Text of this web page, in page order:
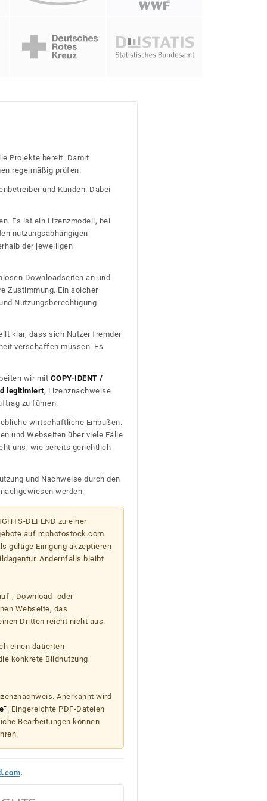
Projekte bereit. Damit
regelmäßig prüfen.
und Kunden. Dabei
Es ist ein Lizenzmodell, bei
nutzungsabhängigen
der jeweiligen
Downloadseiten an und
Zustimmung. Ein solcher
Nutzungsberechtigung
klar, dass sich Nutzer fremder
verschaffen müssen. Es
wir mit COPY-IDENT /
legitimiert, Lizenznachweise
zu führen.
wirtschaftliche Einbußen.
und Webseiten über viele Fälle
uns, wie bereits gerichtlich
und Nachweise durch den
werden.
DEFEND zu einer
auf rcphotostock.com
gültige Einigung akzeptieren
Andernfalls bleibt
, Download- oder
Webseite, das
Dritten reicht nicht aus.
einen datierten
konkrete Bildnutzung
Anerkannt wird
. Eingereichte PDF-Dateien
Bearbeitungen können
.